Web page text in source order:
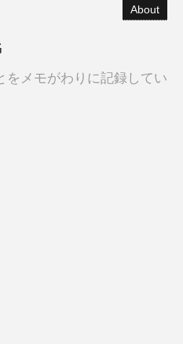
About
をメモがわりに記録してい